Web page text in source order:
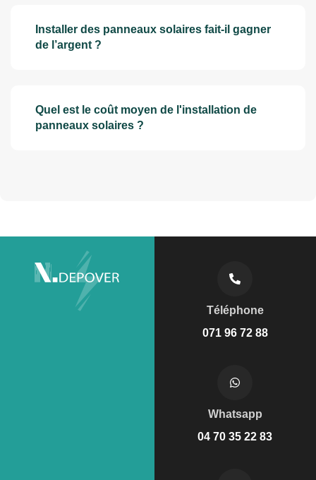
Installer des panneaux solaires fait-il gagner
de l’argent ?
Quel est le coût moyen de l'installation de
panneaux solaires ?
Téléphone
071 96 72 88
Whatsapp
04 70 35 22 83